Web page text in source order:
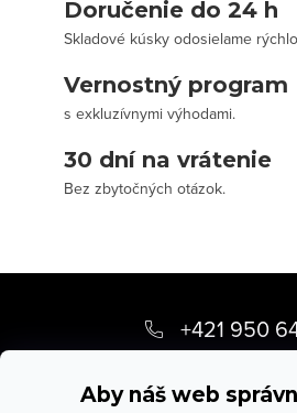
Aby náš web
Doručenie do 24 h
Skladové kúsky odosielame
Vernostný program
s exkluzívnymi výhodami.
30 dní na vrátenie
Bez zbytočných otázok.
p
+421 950